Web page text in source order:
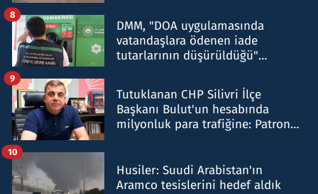
DMM, "DOA uygulamasında
vatandaşlara ödenen iade
tutarlarının düşürüldüğü"
8
Tutuklanan CHP Silivri İlçe
Başkanı Bulut'un hesabında
milyonluk para trafiğine: Patron
9
Husiler: Suudi Arabistan'ın
Aramco tesislerini hedef aldık
10